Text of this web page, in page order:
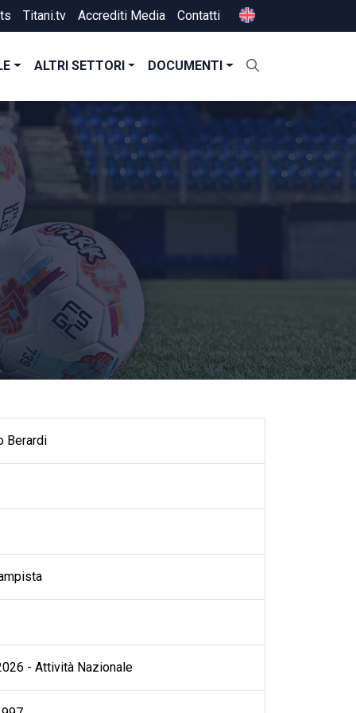
Titani.tv Accrediti Media Contatti
ALTRI SETTORI DOCUMENTI
Berardi
- Attività Nazionale